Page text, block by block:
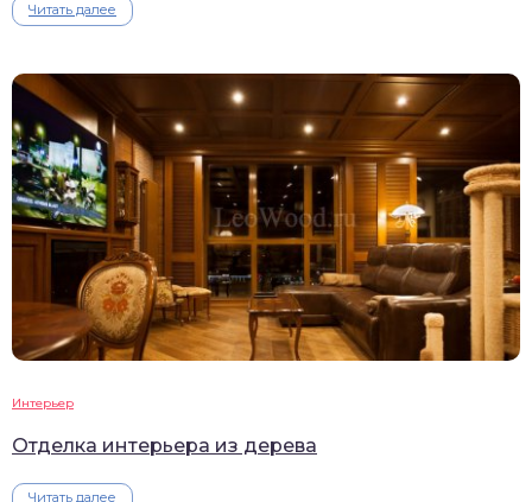
Читать далее
Интерьер
Отделка интерьера из дерева
Читать далее